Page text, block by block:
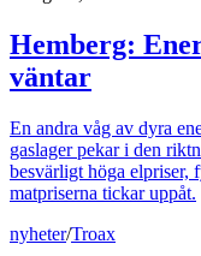
Hemberg:
väntar
En andra våg av dyra
gaslager pekar i den
besvärligt höga elpriser,
matpriserna tickar uppåt.
nyheter/Troax